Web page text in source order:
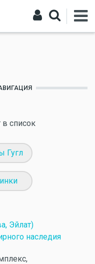
в список
Гугл
Эйлат)
наследия